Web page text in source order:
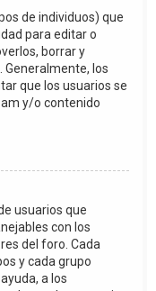
de individuos) que
para editar o
borrar y
los
que los usuarios se
y/o contenido
usuarios que
con los
del foro. Cada
y cada grupo
a los